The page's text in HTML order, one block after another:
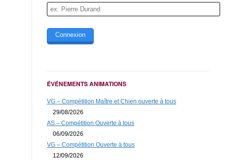
ÉVÉNEMENTS ANIMATIONS
VG – Compétition Maître et Chien ouverte à tous
29/08/2026
AS – Compétition Ouverte à tous
06/09/2026
VG – Compétition Ouverte à tous
12/09/2026